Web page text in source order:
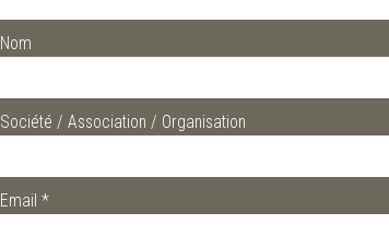
Nom
Société / Association / Organisation
Email *